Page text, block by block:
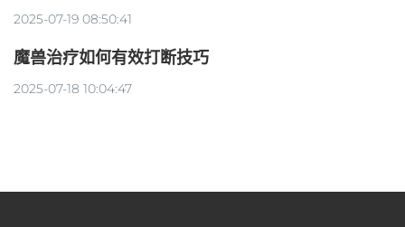
2025-07-19 08:50:41
魔兽治疗如何有效打断技巧
2025-07-18 10:04:47